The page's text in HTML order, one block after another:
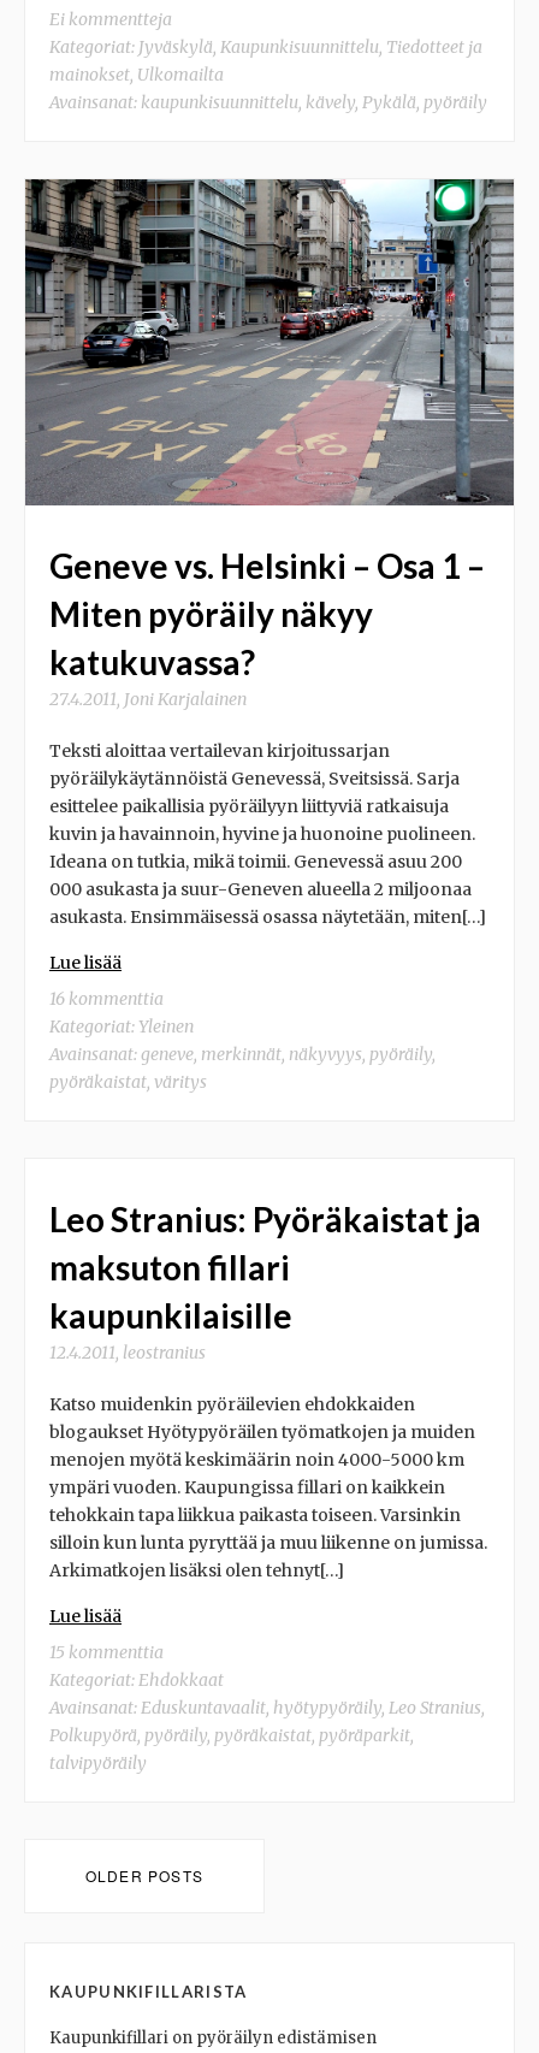
Ei kommentteja
Kategoriat: Jyväskylä, Kaupunkisuunnittelu, Tiedotteet ja
mainokset, Ulkomailta
Avainsanat: kaupunkisuunnittelu, kävely, Pykälä, pyöräily
Geneve vs. Helsinki – Osa 1 –
Miten pyöräily näkyy
katukuvassa?
27.4.2011, Joni Karjalainen
Teksti aloittaa vertailevan kirjoitussarjan
pyöräilykäytännöistä Genevessä, Sveitsissä. Sarja
esittelee paikallisia pyöräilyyn liittyviä ratkaisuja
kuvin ja havainnoin, hyvine ja huonoine puolineen.
Ideana on tutkia, mikä toimii. Genevessä asuu 200
000 asukasta ja suur-Geneven alueella 2 miljoonaa
asukasta. Ensimmäisessä osassa näytetään, miten[…]
Lue lisää
16 kommenttia
Kategoriat: Yleinen
Avainsanat:geneve, merkinnät, näkyvyys, pyöräily,
pyöräkaistat, väritys
Leo Stranius: Pyöräkaistat ja
maksuton fillari
kaupunkilaisille
12.4.2011, leostranius
Katso muidenkin pyöräilevien ehdokkaiden
blogaukset Hyötypyöräilen työmatkojen ja muiden
menojen myötä keskimäärin noin 4000-5000 km
ympäri vuoden. Kaupungissa fillari on kaikkein
tehokkain tapa liikkua paikasta toiseen. Varsinkin
silloin kun lunta pyryttää ja muu liikenne on jumissa.
Arkimatkojen lisäksi olen tehnyt[…]
Lue lisää
15 kommenttia
Kategoriat:Ehdokkaat
Avainsanat:Eduskuntavaalit, hyötypyöräily, Leo Stranius,
Polkupyörä, pyöräily, pyöräkaistat, pyöräparkit,
talvipyöräily
navigation
OLDER POSTS
KAUPUNKIFILLARISTA
Kaupunkifillari on pyöräilyn edistämisen